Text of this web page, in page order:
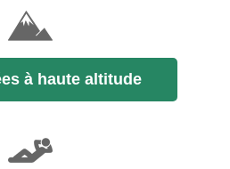
à haute altitude